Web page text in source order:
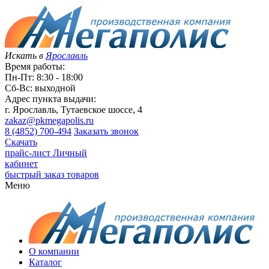
Искать в Ярославль
Время работы:
Пн-Пт: 8:30 - 18:00
Сб-Вс: выходной
Адрес пункта выдачи:
г. Ярославль, Тутаевское шоссе, 4
zakaz@pkmegapolis.ru
8 (4852) 700-494 Заказать звонок
Скачать
прайс-лист Личный
кабинет
быстрый заказ товаров
Меню
О компании
Каталог